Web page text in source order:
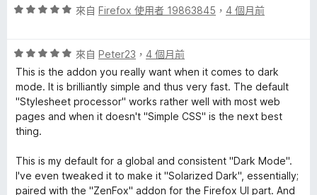
e
x
t
的
分
滿
分
評
分
，
滿
分
5
分
來自 Firefox 使用者 19863845 ， 4 個月前
評
價
5
分
，
滿
5
分
來自 Peter23 ， 4 個月前
This is the addon you really want when it comes to dark
mode. It is brilliantly simple and thus very fast. The default
"Stylesheet processor" works rather well with most web
pages and when it doesn't "Simple CSS" is the next best
thing.
This is my default for a global and consistent "Dark Mode".
I've even tweaked it to make it "Solarized Dark", essentially;
paired with the "ZenFox" addon for the Firefox UI part. And